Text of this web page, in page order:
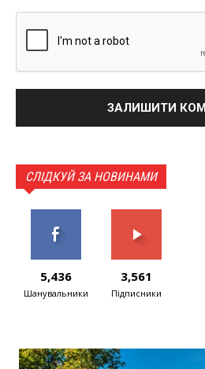
СЛІДКУЙ ЗА НОВИНАМИ
5,436
Шанувальники
3,561
Підписники